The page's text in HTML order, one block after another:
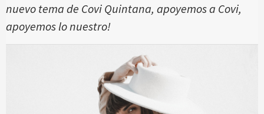
nuevo tema de Covi Quintana, apoyemos a Covi,
apoyemos lo nuestro!